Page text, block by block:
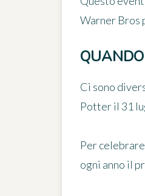
Warner Bros
Ci sono
Potter il 31
Per
ogni anno il